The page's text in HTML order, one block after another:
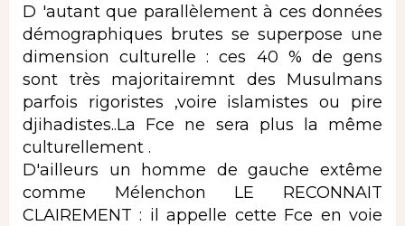
D 'autant que parallèlement à ces données
démographiques brutes se superpose une
dimension culturelle : ces 40 % de gens
sont très majoritairemnt des Musulmans
parfois rigoristes ,voire islamistes ou pire
djihadistes..La Fce ne sera plus la même
culturellement .
D'ailleurs un homme de gauche extême
comme Mélenchon LE RECONNAIT
CLAIREMENT : il appelle cette Fce en voie